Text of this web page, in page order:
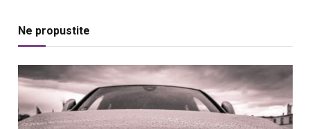
Ne propustite